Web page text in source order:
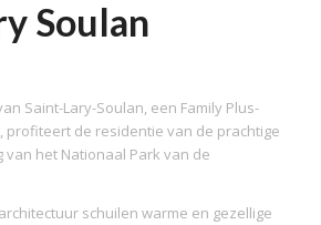
Soulan
Saint-Lary-Soulan, een Family Plus-
profiteert de residentie van de prachtige
van het Nationaal Park van de
schuilen warme en gezellige